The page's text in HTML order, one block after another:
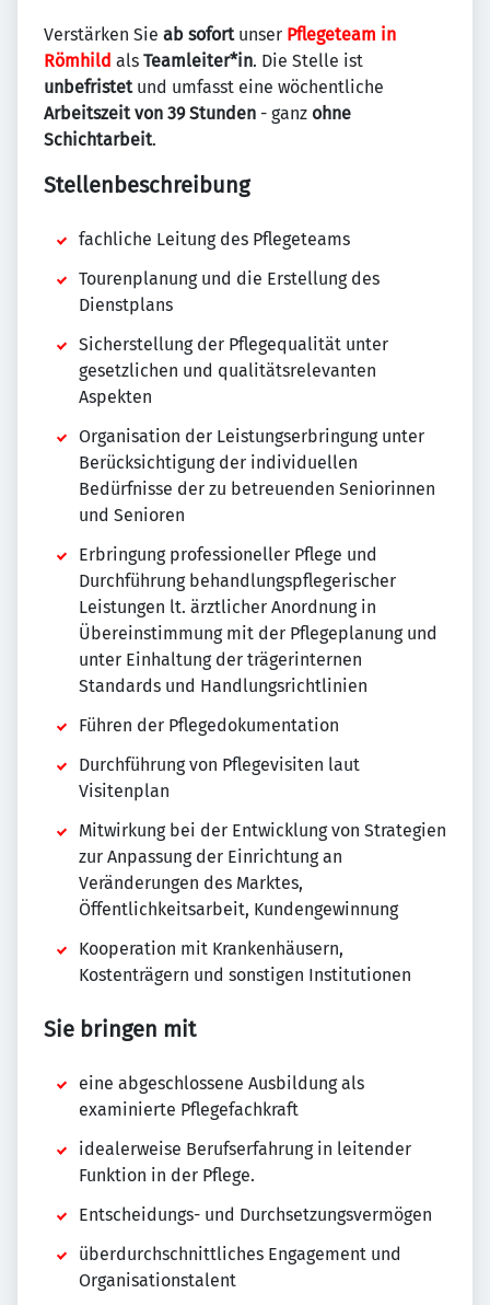
Verstärken Sie ab sofortunser Pflegeteam in
Römhild als Teamleiter*in. Die Stelle ist
unbefristetund umfasst eine wöchentliche
Arbeitszeit von 39 Stunden - ganz ohne
Schichtarbeit.
Stellenbeschreibung
fachliche Leitung des Pflegeteams
Tourenplanung und die Erstellung des
Dienstplans
Sicherstellung der Pflegequalität unter
gesetzlichen und qualitätsrelevanten
Aspekten
Organisation der Leistungserbringung unter
Berücksichtigung der individuellen
Bedürfnisse der zu betreuenden Seniorinnen
und Senioren
Erbringung professioneller Pflege und
Durchführung behandlungspflegerischer
Leistungen lt. ärztlicher Anordnung in
Übereinstimmung mit der Pflegeplanung und
unter Einhaltung der trägerinternen
Standards und Handlungsrichtlinien
Führen der Pflegedokumentation
Durchführung von Pflegevisiten laut
Visitenplan
Mitwirkung bei der Entwicklung von Strategien
zur Anpassung der Einrichtung an
Veränderungen des Marktes,
Öffentlichkeitsarbeit, Kundengewinnung
Kooperation mit Krankenhäusern,
Kostenträgern und sonstigen Institutionen
Sie bringen mit
eine abgeschlossene Ausbildung als
examinierte Pflegefachkraft
idealerweise Berufserfahrung in leitender
Funktion in der Pflege.
Entscheidungs- und Durchsetzungsvermögen
überdurchschnittliches Engagement und
Organisationstalent